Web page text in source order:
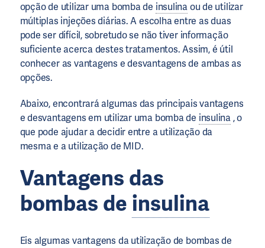
opção de utilizar uma bomba de insulinaou de utilizar
múltiplas injeções diárias. A escolha entre as duas
pode ser difícil, sobretudo se não tiver informação
suficiente acerca destes tratamentos. Assim, é útil
conhecer as vantagens e desvantagens de ambas as
opções.
Abaixo, encontrará algumas das principais vantagens
e desvantagens em utilizar uma bomba de insulina, o
que pode ajudar a decidir entre a utilização da
mesma e a utilização de MID.
Vantagens das
bombas de insulina
Eis algumas vantagens da utilização de bombas de